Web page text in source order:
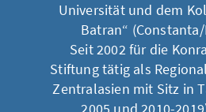
Universität und dem
Batran“
Seit 2002 für die
Stiftung tätig als
Zentralasien mit Sitz in